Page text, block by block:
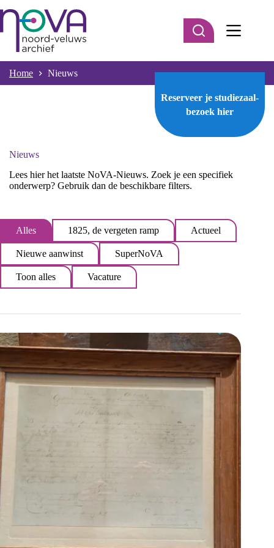
naar
inhoud
Home Nieuws
Reserveer je studiezaal-
bezoek hier
Nieuws
Lees hier het laatste NoVA-Nieuws. Zoek je een specifiek
onderwerp? Gebruik dan de beschikbare filters.
Alles 1825, de vergeten ramp Actueel
Nieuwe aanwinst SuperNoVA
Toon alles Vacature